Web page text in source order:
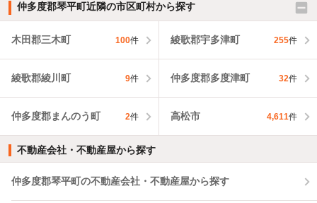
仲多度郡琴平町近隣の市区町村から探す
木田郡三木町 100件 綾歌郡宇多津町 255件
綾歌郡綾川町 9件 仲多度郡多度津町 32件
仲多度郡まんのう町 2件 高松市 4,611件
不動産会社・不動産屋から探す
仲多度郡琴平町の不動産会社・不動産屋から探す